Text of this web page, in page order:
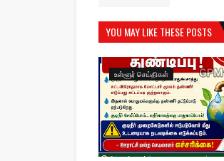
YOU MAY LIKE THESE POSTS
உள்ளூர் செய்திகள்